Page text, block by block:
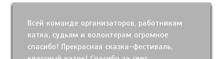
Всей команде организаторов, работникам
катка, судьям и волонтерам огромное
спасибо! Прекрасная сказка-фестиваль,